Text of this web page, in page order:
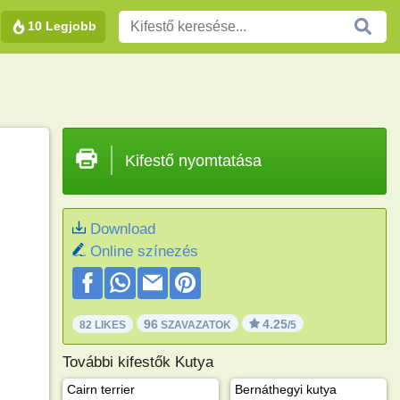
10 Legjobb
Kifestő nyomtatása
Download
Online színezés
82 LIKES 96SZAVAZATOK 4.25/5
További kifestők Kutya
Cairn terrier Bernáthegyi kutya